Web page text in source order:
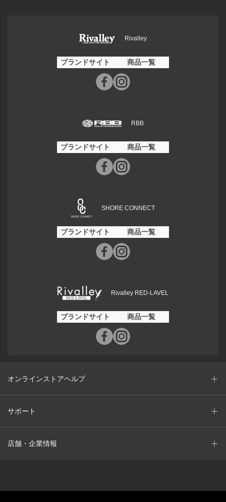
Rivalley
ブランドサイト 商品一覧
RBB
ブランドサイト 商品一覧
SHORE CONNECT
ブランドサイト 商品一覧
Rivalley RED-LAVEL
ブランドサイト 商品一覧
オンラインストアヘルプ
サポート
店舗・企業情報